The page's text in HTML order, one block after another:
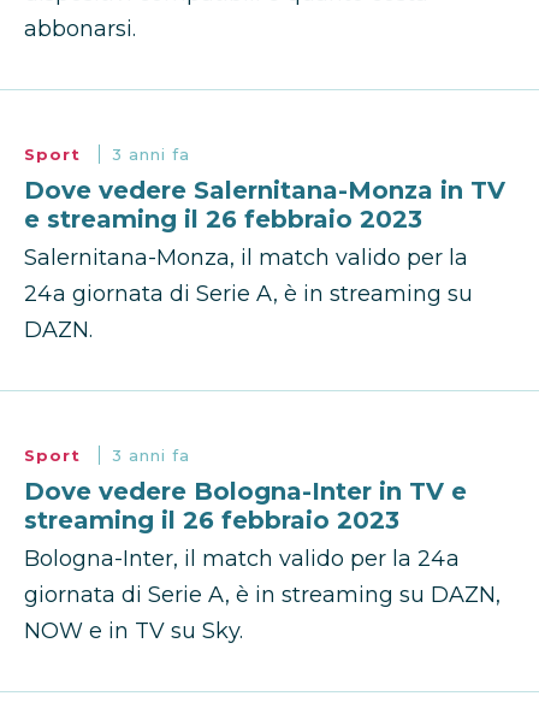
abbonarsi.
Sport 3 anni fa
Dove vedere Salernitana-Monza in TV
e streaming il 26 febbraio 2023
Salernitana-Monza, il match valido per la
24a giornata di Serie A, è in streaming su
DAZN.
Sport 3 anni fa
Dove vedere Bologna-Inter in TV e
streaming il 26 febbraio 2023
Bologna-Inter, il match valido per la 24a
giornata di Serie A, è in streaming su DAZN,
NOW e in TV su Sky.